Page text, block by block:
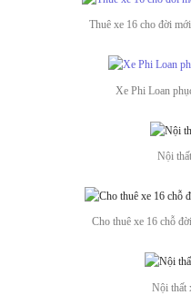
Thuê xe 16 cho đời
Xe Phi Loan
Nội
Cho thuê xe 16 chỗ
Nội thất